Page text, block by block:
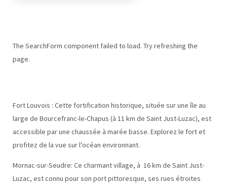
The SearchForm component failed to load. Try refreshing the
page.
Fort Louvois : Cette fortification historique, située sur une île au
large de Bourcefranc-le-Chapus (à 11 km de Saint Just-Luzac), est
accessible par une chaussée à marée basse. Explorez le fort et
profitez de la vue sur l'océan environnant.
Mornac-sur-Seudre: Ce charmant village, à 16 km de Saint Just-
Luzac, est connu pour son port pittoresque, ses rues étroites